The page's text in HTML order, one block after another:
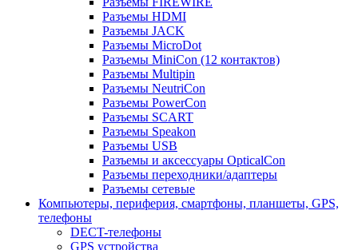
Разъемы HDMI
Разъемы JACK
Разъемы MicroDot
Разъемы MiniCon (12 контактов)
Разъемы Multipin
Разъемы NeutriCon
Разъемы PowerCon
Разъемы SCART
Разъемы Speakon
Разъемы USB
Разъемы и аксессуары OpticalCon
Разъемы переходники/адаптеры
Разъемы сетевые
Компьютеры, периферия, смартфоны, планшеты, GPS,
телефоны
DECT-телефоны
GPS устройства